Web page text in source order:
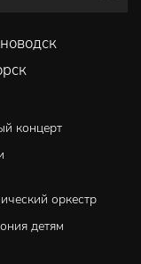
концерт
оркестр
детям